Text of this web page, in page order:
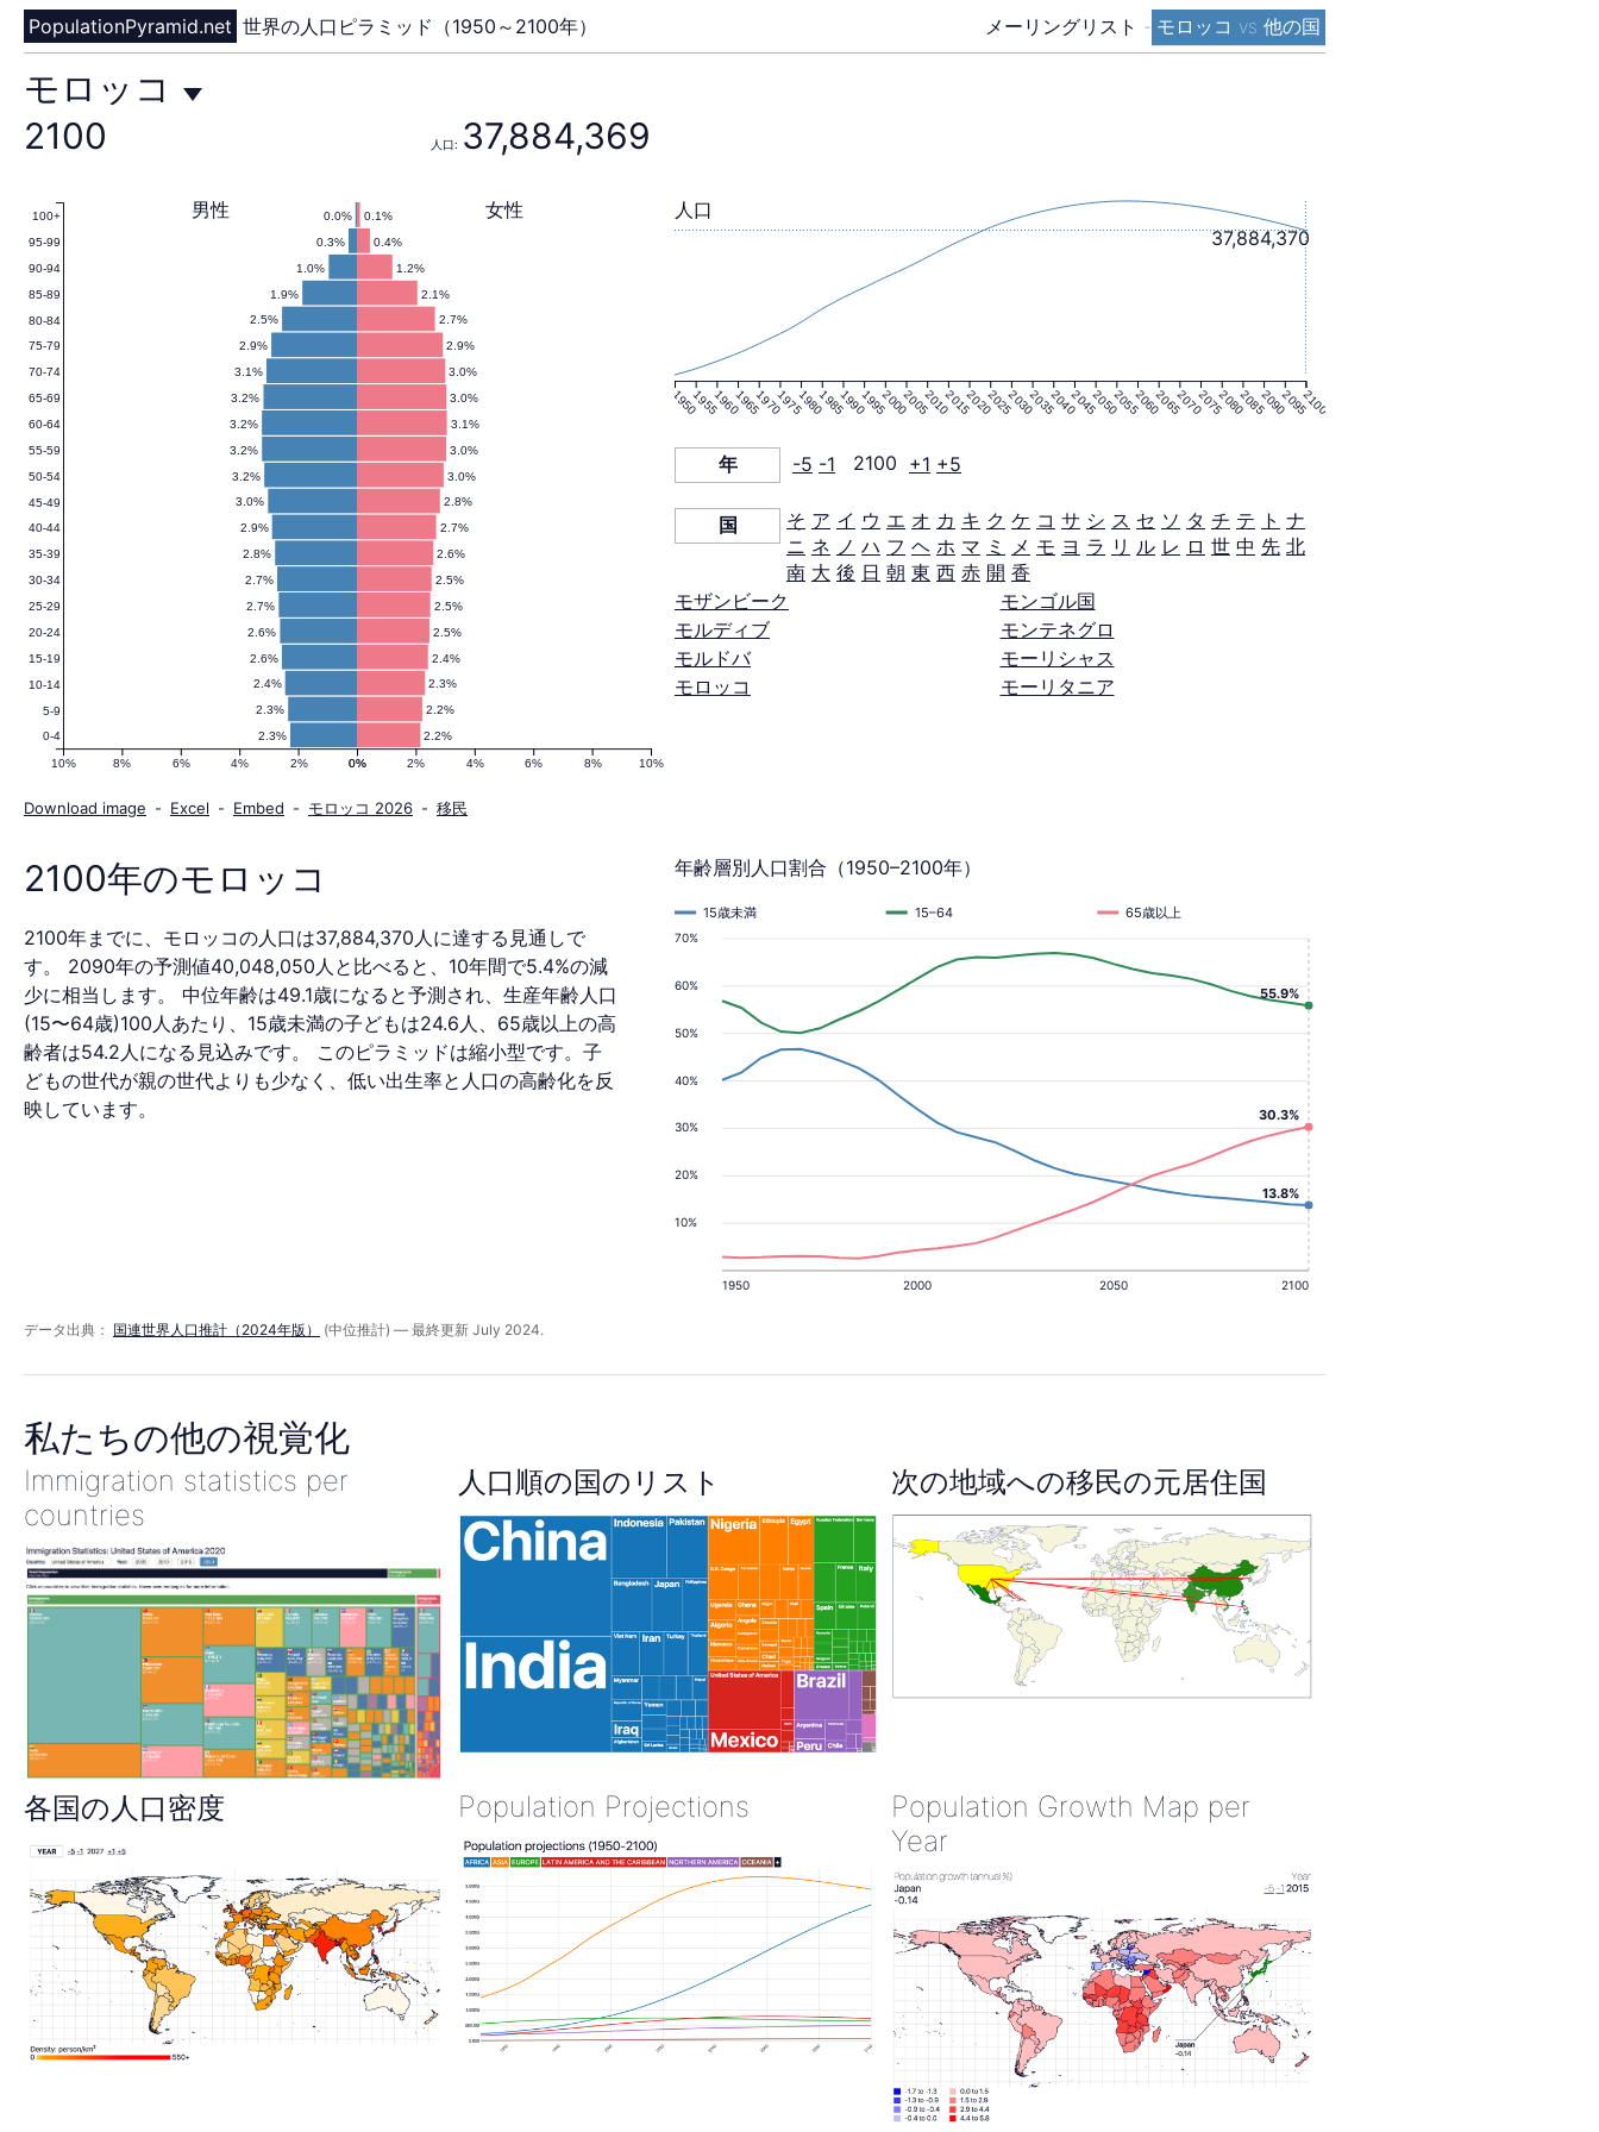
メーリングリスト - モロッコ vs 他の国
PopulationPyramid.net 世界の人口ピラミッド（1950～2100年）
モ
ロ
ッ
コ
の
人
口
ピ
ラ
ミ
ッ
年
モロッコ
2100
人口: 37,884,369
2.2%
2.3%
2.2%
2.3%
2.3%
2.4%
2.4%
2.6%
2.5%
2.6%
2.5%
2.7%
2.5%
2.7%
2.6%
2.8%
2.7%
2.9%
2.8%
3.0%
3.0%
3.2%
3.0%
3.2%
3.1%
3.2%
3.0%
3.2%
3.0%
3.1%
2.9%
2.9%
2.7%
2.5%
2.1%
1.9%
1.2%
1.0%
0.4%
0.3%
0.1%
0.0% 女性
男性
0% 2% 4% 6% 8% 10%
10% 8% 6% 4% 2% 0%
0-4
5-9
10-14
15-19
20-24
25-29
30-34
35-39
40-44
45-49
50-54
55-59
60-64
65-69
70-74
75-79
80-84
85-89
90-94
95-99
100+
Download image - Excel - Embed - モロッコ 2026 - 移民
1950195519601965197019751980198519901995200020052010201520202025203020352040204520502055206020652070207520802085209020952100
37,884,370
人口
年 -5 -1 2100 +1 +5
国 そ ア イ ウ エ オ カ キ ク ケ コ サ シ ス セ ソ タ チ テ ト ナ
ニ ネ ノ ハ フ ヘ ホ マ ミ メ モ ヨ ラ リ ル レ ロ 世 中 先 北
南 大 後 日 朝 東 西 赤 開 香
モザンビーク
モルディブ
モルドバ
モロッコ
モンゴル国
モンテネグロ
モーリシャス
モーリタニア
2100年のモロッコ
2100年までに、モロッコの人口は37,884,370人に達する見通しで
す。 2090年の予測値40,048,050人と比べると、10年間で5.4%の減
少に相当します。 中位年齢は49.1歳になると予測され、生産年齢人口
(15〜64歳)100人あたり、15歳未満の子どもは24.6人、65歳以上の高
齢者は54.2人になる見込みです。 このピラミッドは縮小型です。子
どもの世代が親の世代よりも少なく、低い出生率と人口の高齢化を反
映しています。
年齢層別人口割合（1950–2100年）
10%
20%
30%
40%
50%
60%
70%
1950 2000 2050 2100
15歳未満 15–64 65歳以上
13.8%
30.3%
55.9%
データ出典： 国連世界人口推計（2024年版） (中位推計) — 最終更新 July 2024.
私たちの他の視覚化
Immigration statistics per
countries
人口順の国のリスト 次の地域への移民の元居住国
各国の人口密度 Population Projections
Population Growth Map per
Year